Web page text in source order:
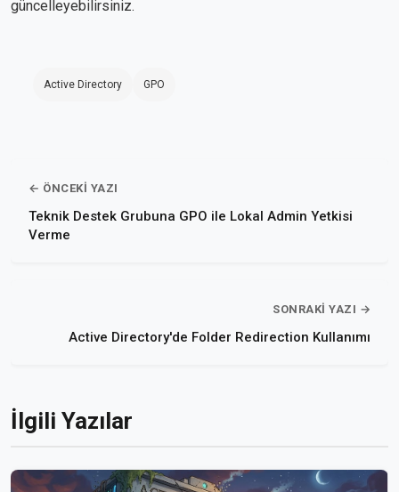
güncelleyebilirsiniz.
Active Directory GPO
← ÖNCEKI YAZI
Teknik Destek Grubuna GPO ile Lokal Admin Yetkisi
Verme
SONRAKI YAZI →
Active Directory'de Folder Redirection Kullanımı
İlgili Yazılar